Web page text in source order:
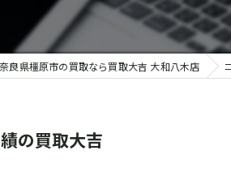
奈良県橿原市の買取なら買取大吉 大和八木店
の買取大吉